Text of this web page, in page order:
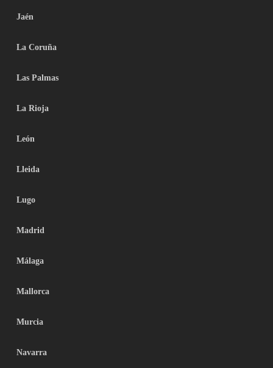
Jaén
La Coruña
Las Palmas
La Rioja
León
Lleida
Lugo
Madrid
Málaga
Mallorca
Murcia
Navarra